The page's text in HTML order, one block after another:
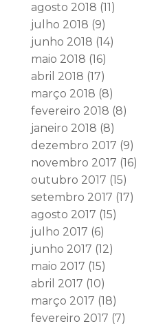
agosto 2018 (11)
julho 2018 (9)
junho 2018 (14)
maio 2018 (16)
abril 2018 (17)
março 2018 (8)
fevereiro 2018 (8)
janeiro 2018 (8)
dezembro 2017 (9)
novembro 2017 (16)
outubro 2017 (15)
setembro 2017 (17)
agosto 2017 (15)
julho 2017 (6)
junho 2017 (12)
maio 2017 (15)
abril 2017 (10)
março 2017 (18)
fevereiro 2017 (7)